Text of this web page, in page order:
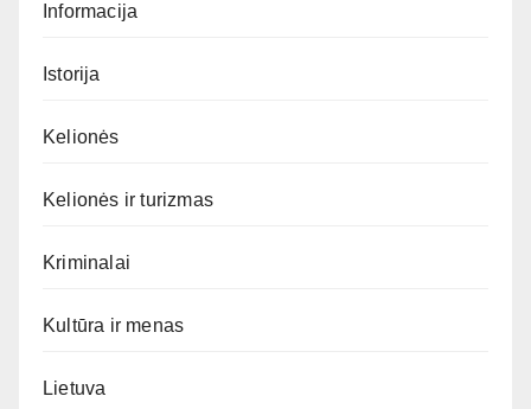
Informacija
Istorija
Kelionės
Kelionės ir turizmas
Kriminalai
Kultūra ir menas
Lietuva